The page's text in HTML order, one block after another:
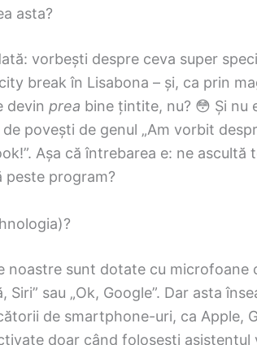
asta?
vorbești despre ceva super
break în Lisabona – și, ca prin
devin prea bine țintite, nu? 😳 Și nu
povești de genul „Am vorbit
Așa că întrebarea e: ne ascultă
peste program?
noastre sunt dotate cu microfoane
Siri” sau „Ok, Google”. Dar asta
de smartphone-uri, ca Apple,
doar când folosești asistentul